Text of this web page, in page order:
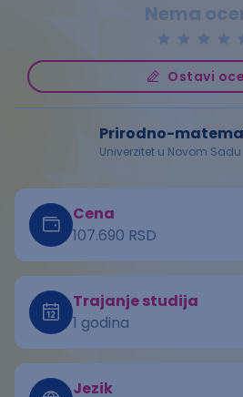
Nema
Ostavi
Prirodno-
Univerzitet u Novom Sadu
Cena
107.690 RSD
Trajanje studija
1 godina
Jezik